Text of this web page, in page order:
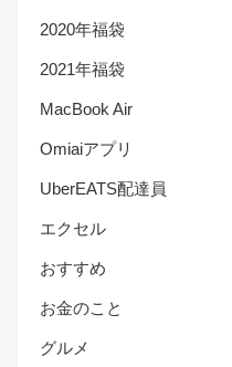
2020年福袋
2021年福袋
MacBook Air
Omiaiアプリ
UberEATS配達員
エクセル
おすすめ
お金のこと
グルメ